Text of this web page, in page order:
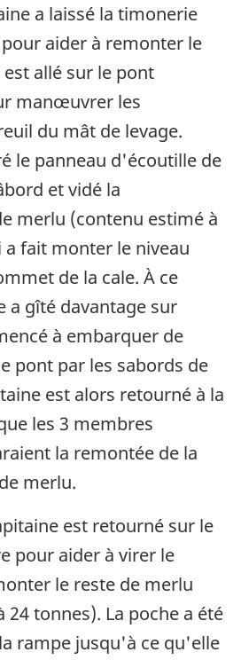
a laissé la timonerie
aider à remonter le
allé sur le pont
manœuvrer les
du mât de levage.
le panneau d'écoutille de
et vidé la
merlu (contenu estimé à
a fait monter le niveau
de la cale. À ce
a gîté davantage sur
à embarquer de
pont par les sabords de
est alors retourné à la
les 3 membres
la remontée de la
merlu.
est retourné sur le
pour aider à virer le
le reste de merlu
tonnes). La poche a été
rampe jusqu'à ce qu'elle